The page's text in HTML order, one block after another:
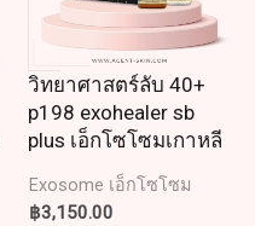
วิทยาศาสตร์ลับ 40+
p198 exohealer sb
plus เอ็กโซโซมเกาหลี
Exosome เอ็กโซโซม
฿3,150.00